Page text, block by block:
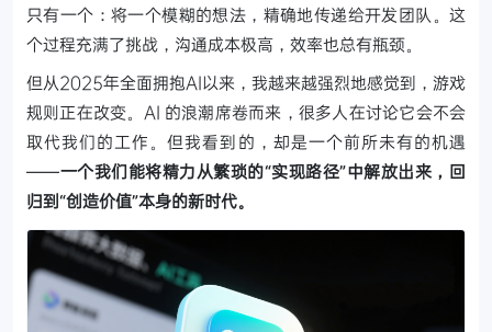
只有一个：将一个模糊的想法，精确地传递给开发团队。这
个过程充满了挑战，沟通成本极高，效率也总有瓶颈。
但从2025年全面拥抱AI以来，我越来越强烈地感觉到，游戏
规则正在改变。AI 的浪潮席卷而来，很多人在讨论它会不会
取代我们的工作。但我看到的，却是一个前所未有的机遇
——一个我们能将精力从繁琐的“实现路径”中解放出来，回
归到“创造价值”本身的新时代。